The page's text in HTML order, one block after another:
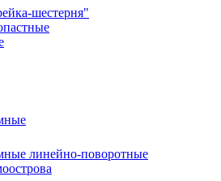
шестерня"
линейно-поворотные